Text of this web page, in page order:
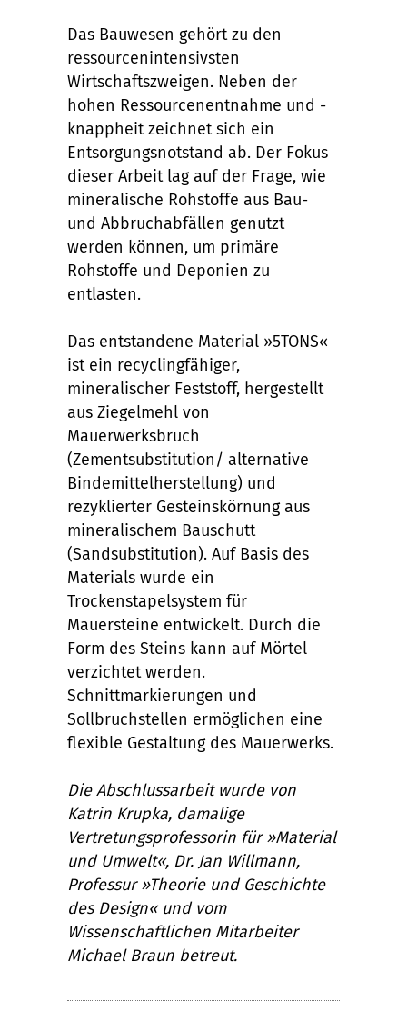
Das Bauwesen gehört zu den
ressourcenintensivsten
Wirtschaftszweigen. Neben der
hohen Ressourcenentnahme und -
knappheit zeichnet sich ein
Entsorgungsnotstand ab. Der Fokus
dieser Arbeit lag auf der Frage, wie
mineralische Rohstoffe aus Bau-
und Abbruchabfällen genutzt
werden können, um primäre
Rohstoffe und Deponien zu
entlasten.
Das entstandene Material »5TONS«
ist ein recyclingfähiger,
mineralischer Feststoff, hergestellt
aus Ziegelmehl von
Mauerwerksbruch
(Zementsubstitution/ alternative
Bindemittelherstellung) und
rezyklierter Gesteinskörnung aus
mineralischem Bauschutt
(Sandsubstitution). Auf Basis des
Materials wurde ein
Trockenstapelsystem für
Mauersteine entwickelt. Durch die
Form des Steins kann auf Mörtel
verzichtet werden.
Schnittmarkierungen und
Sollbruchstellen ermöglichen eine
flexible Gestaltung des Mauerwerks.
Die Abschlussarbeit wurde von
Katrin Krupka, damalige
Vertretungsprofessorin für »Material
und Umwelt«, Dr. Jan Willmann,
Professur »Theorie und Geschichte
des Design« und vom
Wissenschaftlichen Mitarbeiter
Michael Braun betreut.